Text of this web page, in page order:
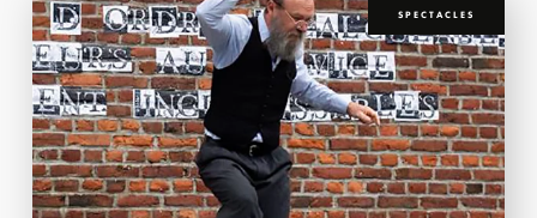
SPECTACLES